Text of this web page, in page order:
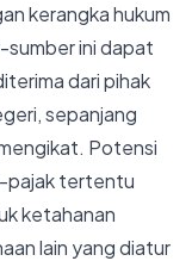
kerangka hukum
sumber ini dapat
dari pihak
sepanjang
Potensi
pajak tertentu
ketahanan
lain yang diatur